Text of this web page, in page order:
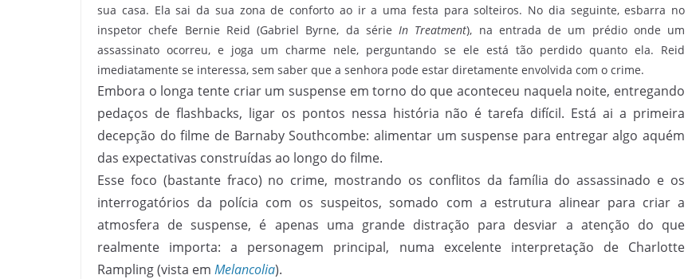
sua casa. Ela sai da sua zona de conforto ao ir a uma festa para solteiros. No dia seguinte, esbarra no
inspetor chefe Bernie Reid (Gabriel Byrne, da série In Treatment), na entrada de um prédio onde um
assassinato ocorreu, e joga um charme nele, perguntando se ele está tão perdido quanto ela. Reid
imediatamente se interessa, sem saber que a senhora pode estar diretamente envolvida com o crime.
Embora o longa tente criar um suspense em torno do que aconteceu naquela noite, entregando
pedaços de flashbacks, ligar os pontos nessa história não é tarefa difícil. Está ai a primeira
decepção do filme de Barnaby Southcombe: alimentar um suspense para entregar algo aquém
das expectativas construídas ao longo do filme.
Esse foco (bastante fraco) no crime, mostrando os conflitos da família do assassinado e os
interrogatórios da polícia com os suspeitos, somado com a estrutura alinear para criar a
atmosfera de suspense, é apenas uma grande distração para desviar a atenção do que
realmente importa: a personagem principal, numa excelente interpretação de Charlotte
Rampling (vista em Melancolia).